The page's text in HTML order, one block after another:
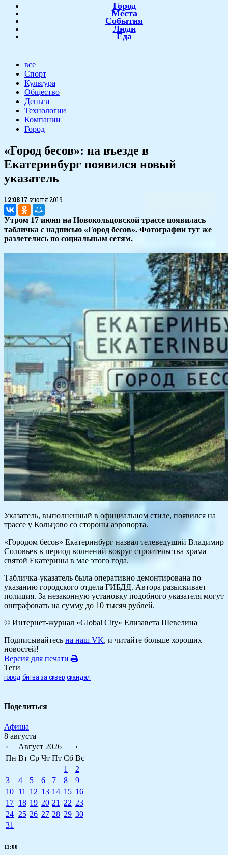
Город
Места
События
Люди
Еда
все
Спорт
Культура
Общество
Деньги
Технологии
Компании
Город
«Город бесов»: на въезде в
Екатеринбург появился новый
указатель
12:0817 июня 2019
Утром 17 июня на Новокольцовской трассе появилась
табличка с надписью «Город бесов». Фотографии тут же
разлетелись по социальным сетям.
Указатель, выполненный в официальном стиле, появился на
трассе у Кольцово со стороны аэропорта.
«Городом бесов» Екатеринбург назвал телеведущий Владимир
Соловьев в период волнений вокруг строительства храма
святой Екатерины в мае этого года.
Табличка-указатель была оперативно демонтирована по
указанию городского отдела ГИБДД. Автора разыскивает
полиция. За незаконную установку подобного указателя могут
оштрафовать на сумму до 10 тысяч рублей.
© Интернет-журнал «Global City» Елизавета Шевелина
Подписывайтесь на наш VK, и читайте больше хороших
новостей!
Версия для печати
Теги
город битва за сквер скандал
Поделиться
Афиша
8 августа
‹
Август 2026
›
Пн Вт Ср Чт Пт Сб Вс
1
2
3
4 5 6 7 8
9
10 11 12 13 14 15 16
17 18 19 20 21 22 23
24 25 26 27 28 29 30
31
11:00